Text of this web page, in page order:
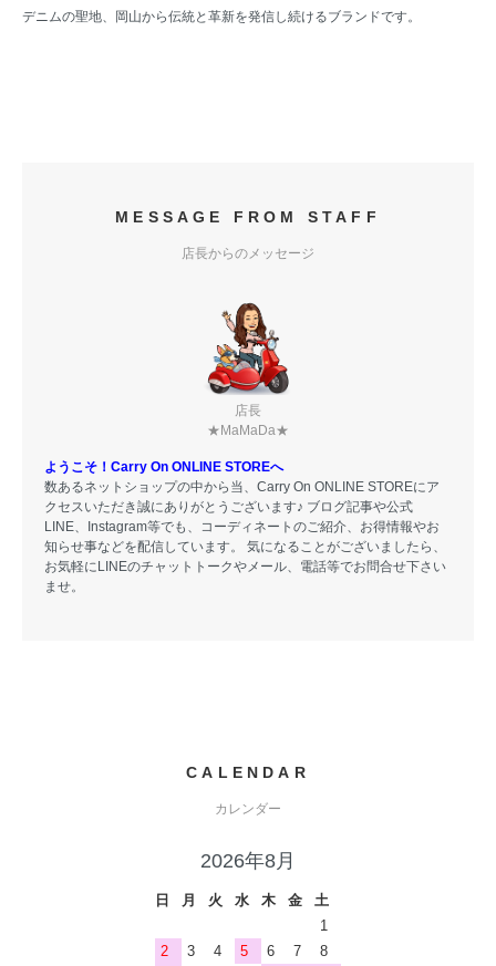
デニムの聖地、岡山から伝統と革新を発信し続けるブランドです。
MESSAGE FROM STAFF
店長からのメッセージ
店長
★MaMaDa★
ようこそ！Carry On ONLINE STOREへ
数あるネットショップの中から当、Carry On ONLINE STOREにア
クセスいただき誠にありがとうございます♪ ブログ記事や公式
LINE、Instagram等でも、コーディネートのご紹介、お得情報やお
知らせ事などを配信しています。 気になることがございましたら、
お気軽にLINEのチャットトークやメール、電話等でお問合せ下さい
ませ。
CALENDAR
カレンダー
2026年8月
日 月 火 水 木 金
土
1
2
3 4 5 6 7 8